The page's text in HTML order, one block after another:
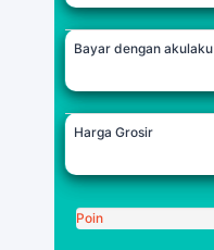
Bayar dengan akulaku
Harga Grosir
Poin